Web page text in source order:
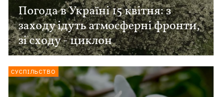
Погода в Україні 15 квітня: з
заходу ідуть атмосферні фронти,
зі сходу - циклон
СУСПІЛЬСТВО